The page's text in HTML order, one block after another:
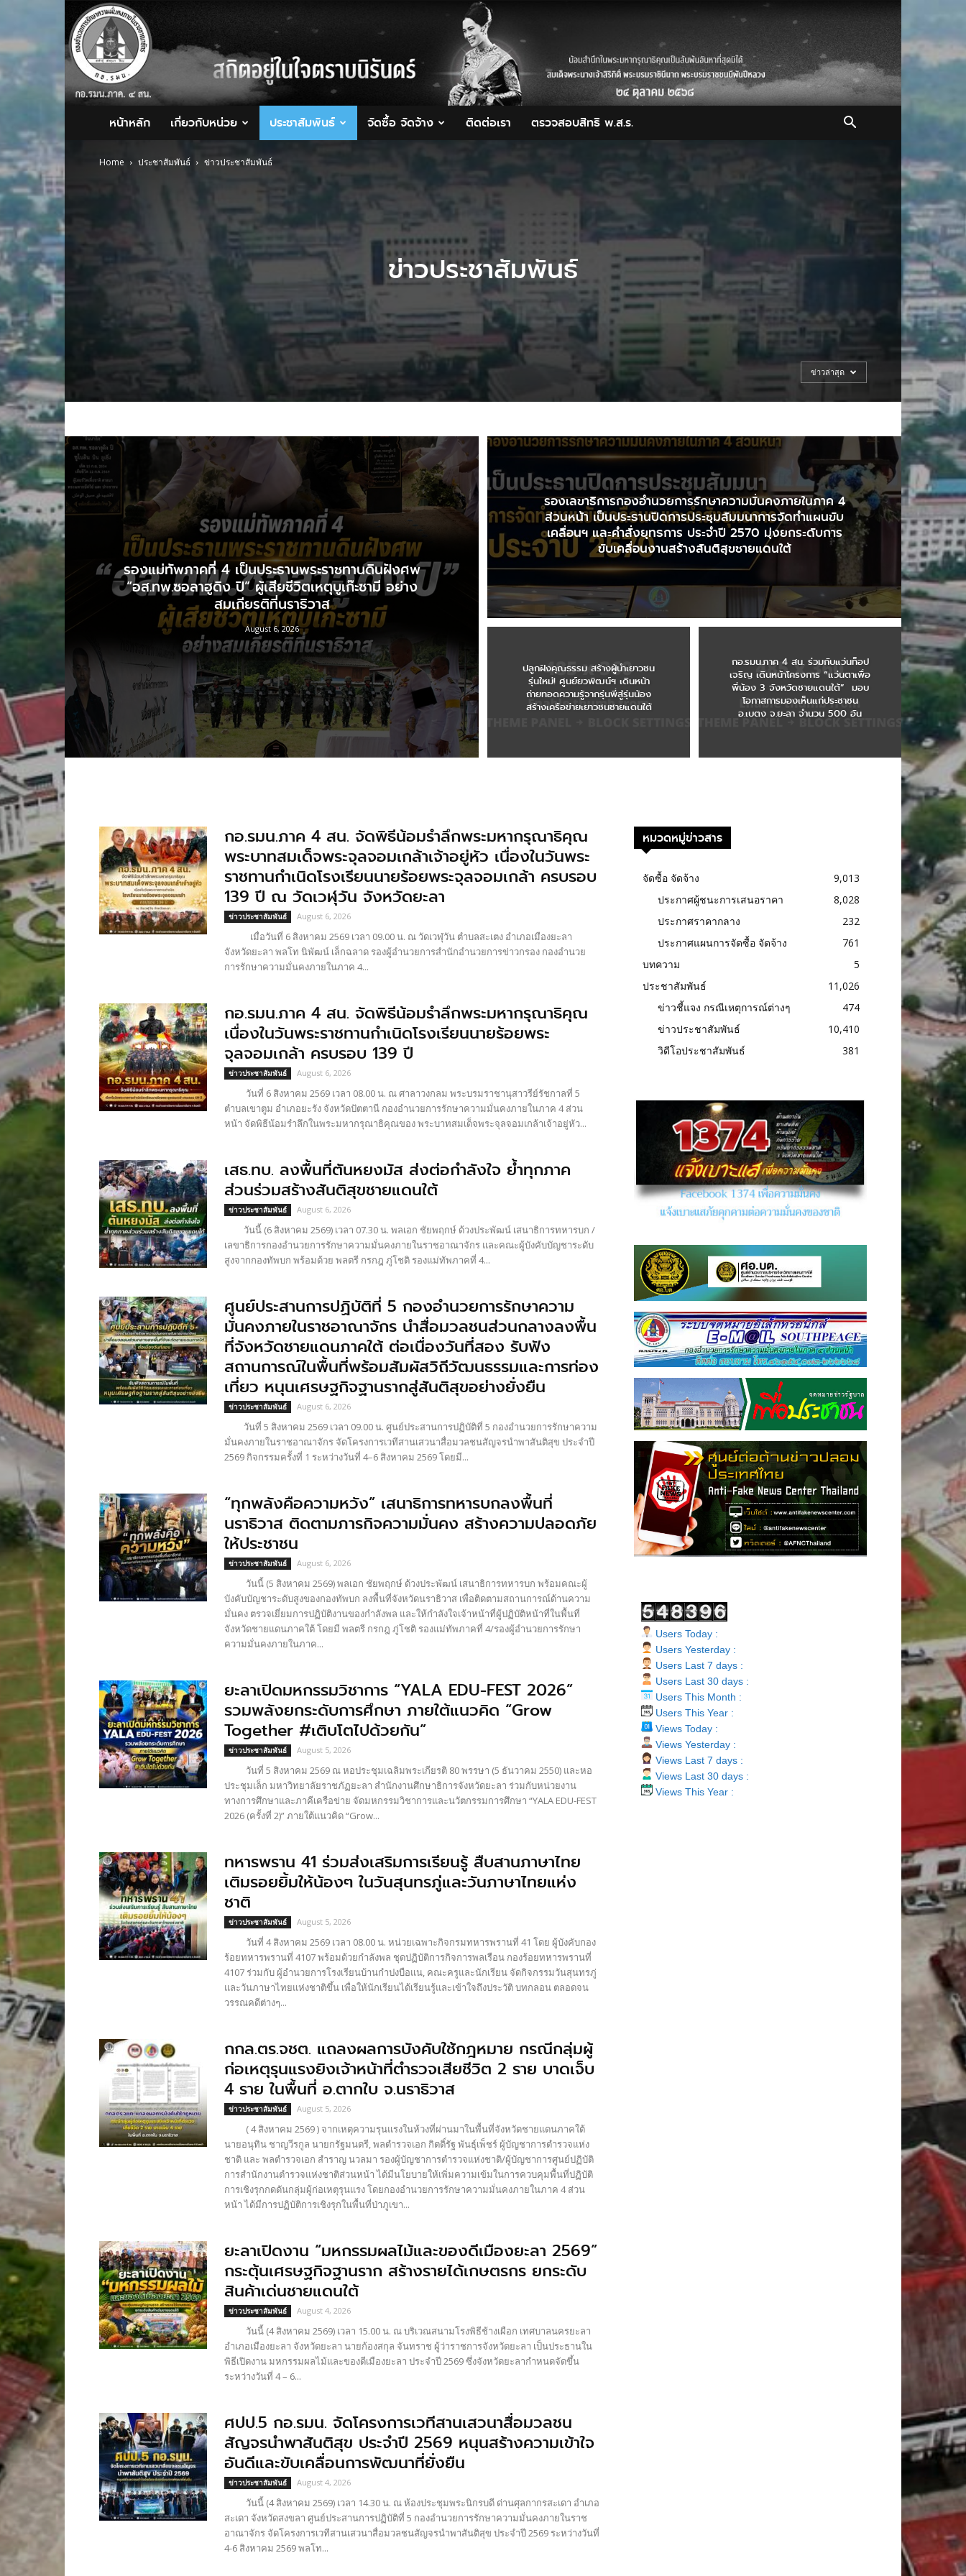
กอ.รมน.ภาค
4
สน.
หน้าหลัก เกี่ยวกับหน่วย ประชาสัมพันธ์ จัดซื้อ จัดจ้าง ติดต่อเรา ตรวจสอบสิทธิ พ.ส.ร.
Home ประชาสัมพันธ์ ข่าวประชาสัมพันธ์
ข่าวประชาสัมพันธ์
ข่าวล่าสุด
รองแม่ทัพภาคที่ 4 เป็นประธานพระราชทานดินฝังศพ
“อส.ทพ.ซอลาฮูดิง ปิ” ผู้เสียชีวิตเหตุบูเก๊ะซามี อย่าง
สมเกียรติที่นราธิวาส
August 6, 2026
รองเลขาธิการกองอำนวยการรักษาความมั่นคงภายในภาค 4
ส่วนหน้า เป็นประธานปิดการประชุมสัมมนาการจัดทำแผนขับ
เคลื่อนฯ และคำสั่งยุทธการ ประจำปี 2570 มุ่งยกระดับการ
ขับเคลื่อนงานสร้างสันติสุขชายแดนใต้
ปลูกฝังคุณธรรม สร้างผู้นำเยาวชน
รุ่นใหม่! ศูนย์ยวพัฒน์ฯ เดินหน้า
ถ่ายทอดความรู้จากรุ่นพี่สู่รุ่นน้อง
สร้างเครือข่ายเยาวชนชายแดนใต้
กอ.รมน.ภาค 4 สน. ร่วมกับแว่นท็อป
เจริญ เดินหน้าโครงการ “แว่นตาเพื่อ
พี่น้อง 3 จังหวัดชายแดนใต้” มอบ
โอกาสการมองเห็นแก่ประชาชน
อ.เบตง จ.ยะลา จำนวน 500 อัน
กอ.รมน.ภาค 4 สน. จัดพิธีน้อมรำลึกพระมหากรุณาธิคุณ
พระบาทสมเด็จพระจุลจอมเกล้าเจ้าอยู่หัว เนื่องในวันพระ
ราชทานกำเนิดโรงเรียนนายร้อยพระจุลจอมเกล้า ครบรอบ
139 ปี ณ วัดเวฬุวัน จังหวัดยะลา
ข่าวประชาสัมพันธ์ August 6, 2026
เมื่อวันที่ 6 สิงหาคม 2569 เวลา 09.00 น. ณ วัดเวฬุวัน ตำบลสะเตง อำเภอเมืองยะลา
จังหวัดยะลา พลโท นิพัฒน์ เล็กฉลาด รองผู้อำนวยการสำนักอำนวยการข่าวกรอง กองอำนวย
การรักษาความมั่นคงภายในภาค 4...
กอ.รมน.ภาค 4 สน. จัดพิธีน้อมรำลึกพระมหากรุณาธิคุณ
เนื่องในวันพระราชทานกำเนิดโรงเรียนนายร้อยพระ
จุลจอมเกล้า ครบรอบ 139 ปี
ข่าวประชาสัมพันธ์ August 6, 2026
วันที่ 6 สิงหาคม 2569 เวลา 08.00 น. ณ ศาลาวงกลม พระบรมราชานุสาวรีย์รัชกาลที่ 5
ตำบลเขาตูม อำเภอยะรัง จังหวัดปัตตานี กองอำนวยการรักษาความมั่นคงภายในภาค 4 ส่วน
หน้า จัดพิธีน้อมรำลึกในพระมหากรุณาธิคุณของ พระบาทสมเด็จพระจุลจอมเกล้าเจ้าอยู่หัว...
เสธ.ทบ. ลงพื้นที่ตันหยงมัส ส่งต่อกำลังใจ ย้ำทุกภาค
ส่วนร่วมสร้างสันติสุขชายแดนใต้
ข่าวประชาสัมพันธ์ August 6, 2026
วันนี้ (6 สิงหาคม 2569) เวลา 07.30 น. พลเอก ชัยพฤกษ์ ด้วงประพัฒน์ เสนาธิการทหารบก /
เลขาธิการกองอำนวยการรักษาความมั่นคงภายในราชอาณาจักร และคณะผู้บังคับบัญชาระดับ
สูงจากกองทัพบก พร้อมด้วย พลตรี กรกฎ ภู่โชติ รองแม่ทัพภาคที่ 4...
ศูนย์ประสานการปฏิบัติที่ 5 กองอำนวยการรักษาความ
มั่นคงภายในราชอาณาจักร นำสื่อมวลชนส่วนกลางลงพื้น
ที่จังหวัดชายแดนภาคใต้ ต่อเนื่องวันที่สอง รับฟัง
สถานการณ์ในพื้นที่พร้อมสัมผัสวิถีวัฒนธรรมและการท่อง
เที่ยว หนุนเศรษฐกิจฐานรากสู่สันติสุขอย่างยั่งยืน
ข่าวประชาสัมพันธ์ August 6, 2026
วันที่ 5 สิงหาคม 2569 เวลา 09.00 น. ศูนย์ประสานการปฏิบัติที่ 5 กองอำนวยการรักษาความ
มั่นคงภายในราชอาณาจักร จัดโครงการเวทีสานเสวนาสื่อมวลชนสัญจรนำพาสันติสุข ประจำปี
2569 กิจกรรมครั้งที่ 1 ระหว่างวันที่ 4–6 สิงหาคม 2569 โดยมี...
“ทุกพลังคือความหวัง” เสนาธิการทหารบกลงพื้นที่
นราธิวาส ติดตามภารกิจความมั่นคง สร้างความปลอดภัย
ให้ประชาชน
ข่าวประชาสัมพันธ์ August 6, 2026
วันนี้ (5 สิงหาคม 2569) พลเอก ชัยพฤกษ์ ด้วงประพัฒน์ เสนาธิการทหารบก พร้อมคณะผู้
บังคับบัญชาระดับสูงของกองทัพบก ลงพื้นที่จังหวัดนราธิวาส เพื่อติดตามสถานการณ์ด้านความ
มั่นคง ตรวจเยี่ยมการปฏิบัติงานของกำลังพล และให้กำลังใจเจ้าหน้าที่ผู้ปฏิบัติหน้าที่ในพื้นที่
จังหวัดชายแดนภาคใต้ โดยมี พลตรี กรกฎ ภู่โชติ รองแม่ทัพภาคที่ 4/รองผู้อำนวยการรักษา
ความมั่นคงภายในภาค...
ยะลาเปิดมหกรรมวิชาการ “YALA EDU-FEST 2026”
รวมพลังยกระดับการศึกษา ภายใต้แนวคิด “Grow
Together #เติบโตไปด้วยกัน”
ข่าวประชาสัมพันธ์ August 5, 2026
วันที่ 5 สิงหาคม 2569 ณ หอประชุมเฉลิมพระเกียรติ 80 พรรษา (5 ธันวาคม 2550) และหอ
ประชุมเล็ก มหาวิทยาลัยราชภัฏยะลา สำนักงานศึกษาธิการจังหวัดยะลา ร่วมกับหน่วยงาน
ทางการศึกษาและภาคีเครือข่าย จัดมหกรรมวิชาการและนวัตกรรมการศึกษา “YALA EDU-FEST
2026 (ครั้งที่ 2)” ภายใต้แนวคิด “Grow...
ทหารพราน 41 ร่วมส่งเสริมการเรียนรู้ สืบสานภาษาไทย
เติมรอยยิ้มให้น้องๆ ในวันสุนทรภู่และวันภาษาไทยแห่ง
ชาติ
ข่าวประชาสัมพันธ์ August 5, 2026
วันที่ 4 สิงหาคม 2569 เวลา 08.00 น. หน่วยเฉพาะกิจกรมทหารพรานที่ 41 โดย ผู้บังคับกอง
ร้อยทหารพรานที่ 4107 พร้อมด้วยกำลังพล ชุดปฏิบัติการกิจการพลเรือน กองร้อยทหารพรานที่
4107 ร่วมกับ ผู้อำนวยการโรงเรียนบ้านกำปงบือแน, คณะครูและนักเรียน จัดกิจกรรมวันสุนทรภู่
และวันภาษาไทยแห่งชาติขึ้น เพื่อให้นักเรียนได้เรียนรู้และเข้าใจถึงประวัติ บทกลอน ตลอดจน
วรรณคดีต่างๆ...
กกล.ตร.จชต. แถลงผลการบังคับใช้กฎหมาย กรณีกลุ่มผู้
ก่อเหตุรุนแรงยิงเจ้าหน้าที่ตำรวจเสียชีวิต 2 ราย บาดเจ็บ
4 ราย ในพื้นที่ อ.ตากใบ จ.นราธิวาส
ข่าวประชาสัมพันธ์ August 5, 2026
( 4 สิงหาคม 2569 ) จากเหตุความรุนแรงในห้วงที่ผ่านมาในพื้นที่จังหวัดชายแดนภาคใต้
นายอนุทิน ชาญวีรกูล นายกรัฐมนตรี, พลตำรวจเอก กิตติ์รัฐ พันธุ์เพ็ชร์ ผู้บัญชาการตำรวจแห่ง
ชาติ และ พลตำรวจเอก สำราญ นวลมา รองผู้บัญชาการตำรวจแห่งชาติ/ผู้บัญชาการศูนย์ปฏิบัติ
การสำนักงานตำรวจแห่งชาติส่วนหน้า ได้มีนโยบายให้เพิ่มความเข้มในการควบคุมพื้นที่ปฏิบัติ
การเชิงรุกกดดันกลุ่มผู้ก่อเหตุรุนแรง โดยกองอำนวยการรักษาความมั่นคงภายในภาค 4 ส่วน
หน้า ได้มีการปฏิบัติการเชิงรุกในพื้นที่ป่าภูเขา...
ยะลาเปิดงาน “มหกรรมผลไม้และของดีเมืองยะลา 2569”
กระตุ้นเศรษฐกิจฐานราก สร้างรายได้เกษตรกร ยกระดับ
สินค้าเด่นชายแดนใต้
ข่าวประชาสัมพันธ์ August 4, 2026
วันนี้ (4 สิงหาคม 2569) เวลา 15.00 น. ณ บริเวณสนามโรงพิธีช้างเผือก เทศบาลนครยะลา
อำเภอเมืองยะลา จังหวัดยะลา นายก้องสกุล จันทราช ผู้ว่าราชการจังหวัดยะลา เป็นประธานใน
พิธีเปิดงาน มหกรรมผลไม้และของดีเมืองยะลา ประจำปี 2569 ซึ่งจังหวัดยะลากำหนดจัดขึ้น
ระหว่างวันที่ 4 – 6...
ศปป.5 กอ.รมน. จัดโครงการเวทีสานเสวนาสื่อมวลชน
สัญจรนำพาสันติสุข ประจำปี 2569 หนุนสร้างความเข้าใจ
อันดีและขับเคลื่อนการพัฒนาที่ยั่งยืน
ข่าวประชาสัมพันธ์ August 4, 2026
วันนี้ (4 สิงหาคม 2569) เวลา 14.30 น. ณ ห้องประชุมพระนิกรบดี ด่านศุลกากรสะเดา อำเภอ
สะเดา จังหวัดสงขลา ศูนย์ประสานการปฏิบัติที่ 5 กองอำนวยการรักษาความมั่นคงภายในราช
อาณาจักร จัดโครงการเวทีสานเสวนาสื่อมวลชนสัญจรนำพาสันติสุข ประจำปี 2569 ระหว่างวันที่
4-6 สิงหาคม 2569 พลโท...
หมวดหมู่ข่าวสาร
จัดซื้อ จัดจ้าง
9,013
ประกาศผู้ชนะการเสนอราคา
8,028
ประกาศราคากลาง
232
ประกาศแผนการจัดซื้อ จัดจ้าง
761
บทความ
5
ประชาสัมพันธ์
11,026
ข่าวชี้แจง กรณีเหตุการณ์ต่างๆ
474
ข่าวประชาสัมพันธ์
10,410
วิดีโอประชาสัมพันธ์
381
Users Today :
Users Yesterday :
Users Last 7 days :
Users Last 30 days :
Users This Month :
Users This Year :
Views Today :
Views Yesterday :
Views Last 7 days :
Views Last 30 days :
Views This Year :